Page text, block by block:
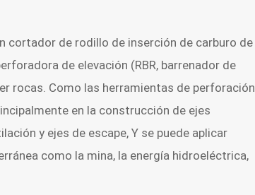
cortador de rodillo de inserción de carburo de
de elevación (RBR, barrenador de
rocas. Como las herramientas de perforación
en la construcción de ejes
y ejes de escape, Y se puede aplicar
como la mina, la energía hidroeléctrica,